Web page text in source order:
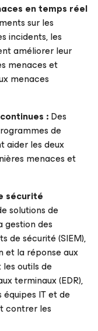
en temps réel
sur les
incidents, les
améliorer leur
menaces et
menaces
:Des
de
aider les deux
menaces et
sécurité
solutions de
gestion des
de sécurité (SIEM),
et la réponse aux
outils de
terminaux (EDR),
IT et de
contrer les